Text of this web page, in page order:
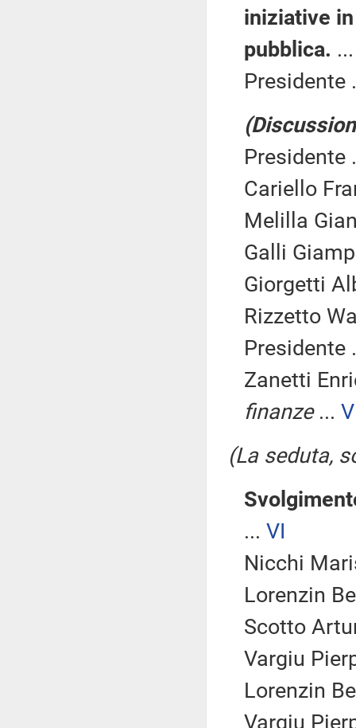
iniziative
pubblica.
Presidente
Presidente
Cariello
Melilla
Galli
Giorgetti
Rizzetto
Presidente
Zanetti
finanze... V
(La seduta,
... VI
Nicchi
Lorenzin
Scotto
Vargiu
Lorenzin
Vargiu